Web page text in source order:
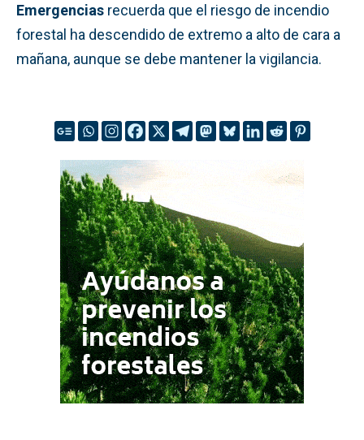
Emergencias recuerda que el riesgo de incendio
forestal ha descendido de extremo a alto de cara a
mañana, aunque se debe mantener la vigilancia.